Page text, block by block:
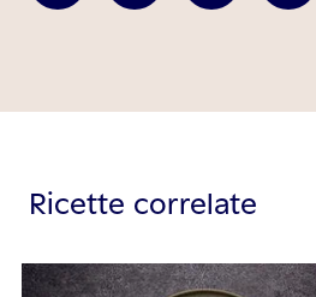
Ricette correlate